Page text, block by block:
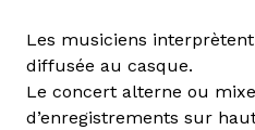
Les musiciens
diffusée au casque.
Le concert alterne ou
d’enregistrements sur